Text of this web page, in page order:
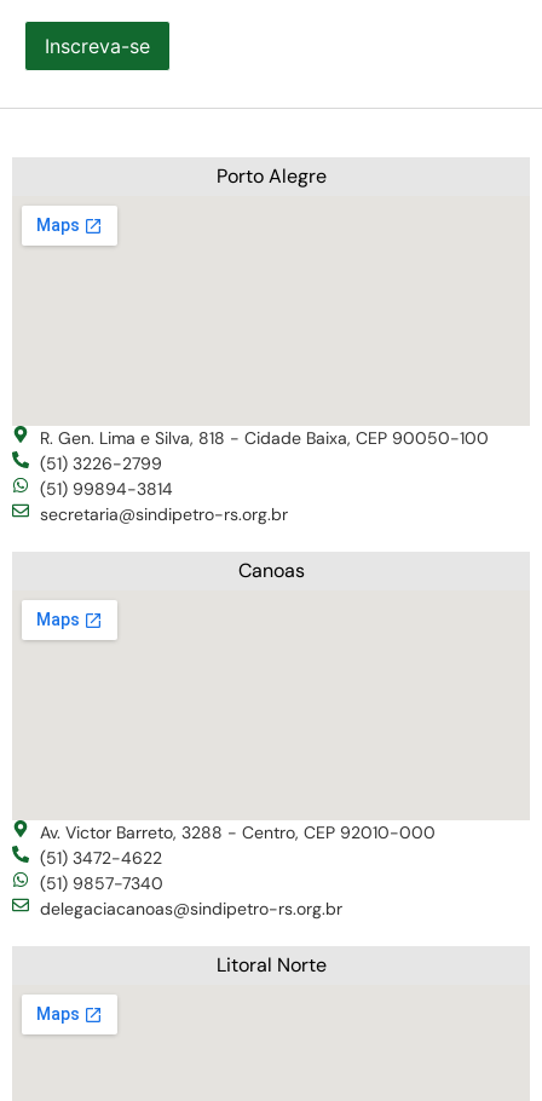
Inscreva-se
Porto Alegre
R. Gen. Lima e Silva, 818 - Cidade Baixa, CEP 90050-100
(51) 3226-2799
(51) 99894-3814
secretaria@sindipetro-rs.org.br
Canoas
Av. Victor Barreto, 3288 - Centro, CEP 92010-000
(51) 3472-4622
(51) 9857-7340
delegaciacanoas@sindipetro-rs.org.br
Litoral Norte